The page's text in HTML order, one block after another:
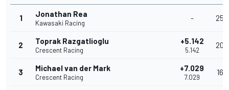
1 Jonathan Rea
Kawasaki Racing
- 25
2 Toprak Razgatlioglu
Crescent Racing
+5.142
5.142
20
3 Michael van der Mark
Crescent Racing
+7.029
7.029
16